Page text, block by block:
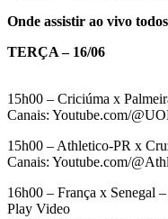
Onde assistir ao vivo
TERÇA – 16/06
15h00 – Criciúma x
Canais: Youtube.com/
15h00 – Athletico-PR x
Canais: Youtube.com/
16h00 – França x Senegal
Play Video